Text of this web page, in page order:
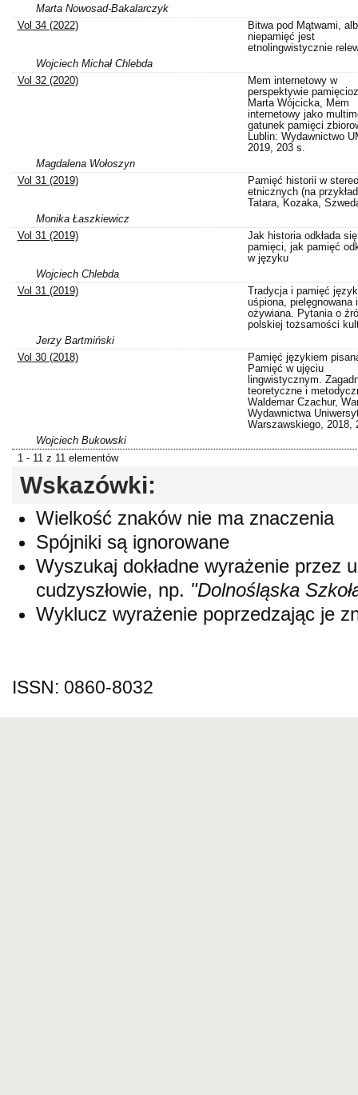
Marta Nowosad-Bakalarczyk
Vol 34 (2022)
Bitwa pod Mątwami,
niepamięć jest
etnolingwistycznie
Wojciech Michał Chlebda
Vol 32 (2020)
Mem internetowy w
perspektywie
Marta Wójcicka, Mem
internetowy jako
gatunek pamięci
Lublin: Wydawnictwo
2019, 203 s.
Magdalena Wołoszyn
Vol 31 (2019)
Pamięć historii w
etnicznych (na
Tatara, Kozaka,
Monika Łaszkiewicz
Vol 31 (2019)
Jak historia odkłada
pamięci, jak pamięć
w języku
Wojciech Chlebda
Vol 31 (2019)
Tradycja i pamięć
uśpiona, pielęgnowana i
ożywiana. Pytania o
polskiej tożsamości
Jerzy Bartmiński
Vol 30 (2018)
Pamięć językiem
Pamięć w ujęciu
lingwistycznym.
teoretyczne i
Waldemar Czachur,
Wydawnictwa
Warszawskiego, 2018,
Wojciech Bukowski
1 - 11 z 11 elementów
Wskazówki:
Wielkość znaków nie ma znaczenia
Spójniki są ignorowane
Wyszukaj dokładne wyrażenie przez
cudzyszłowie, np. "Dolnośląska
Wyklucz wyrażenie poprzedzając je
ISSN: 0860-8032